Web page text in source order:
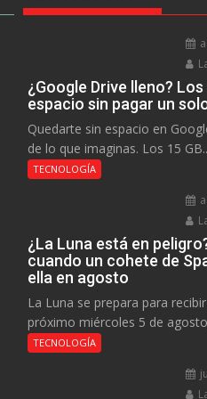
¿Google Drive lleno?
espacio sin pagar un
Quedarte sin espacio en
de lo que imaginas. Los 15
TECNOLOGÍA
¿La Luna está en
cuando un cohete de
ella en agosto
La Luna se prepara para
próximo miércoles 5 de
TECNOLOGÍA